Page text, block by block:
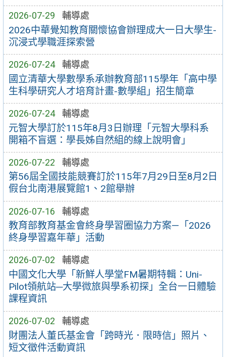
2026-07-29 輔導處
2026中華覺知教育關懷協會辦理成大一日大學生-
沉浸式學職涯探索營
2026-07-24 輔導處
國立清華大學數學系承辦教育部115學年「高中學
生科學研究人才培育計畫-數學組」招生簡章
2026-07-24 輔導處
元智大學訂於115年8月3日辦理「元智大學科系
開箱不盲選：學長姊自然組的線上說明會」
2026-07-22 輔導處
第56屆全國技能競賽訂於115年7月29日至8月2日
假台北南港展覽館1、2館舉辦
2026-07-16 輔導處
教育部教育基金會終身學習圈協力方案—「2026
終身學習嘉年華」活動
2026-07-02 輔導處
中國文化大學「新鮮人學堂FM暑期特輯：Uni-
Pilot領航站─大學微旅與學系初探」全台一日體驗
課程資訊
2026-07-02 輔導處
財團法人董氏基金會「跨時光．限時信」照片、
短文徵件活動資訊